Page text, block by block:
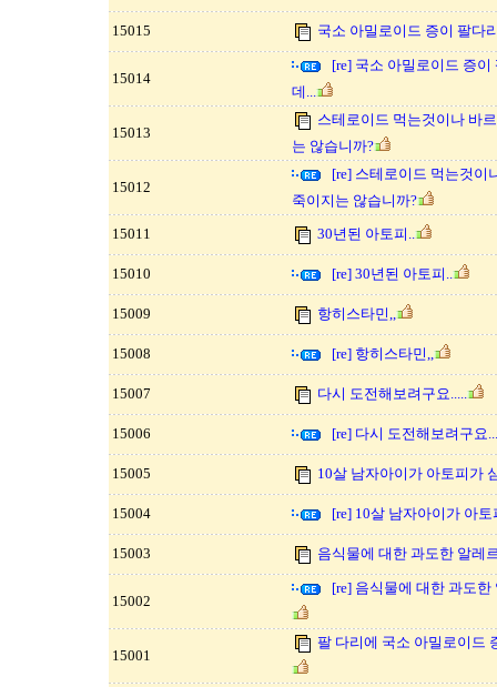
15015 국소 아밀로이드 증이 팔다
15014
[re] 국소 아밀로이드 증
데...
15013
스테로이드 먹는것이나 바
는 않습니까?
15012
[re] 스테로이드 먹는것이
죽이지는 않습니까?
15011
30년된 아토피..
15010 [re] 30년된 아토피..
15009 항히스타민,,
15008 [re] 항히스타민,,
15007 다시 도전해보려구요.....
15006 [re] 다시 도전해보려구요
15005 10살 남자아이가 아토피가
15004 [re] 10살 남자아이가 아
15003 음식물에 대한 과도한 알레
15002
[re] 음식물에 대한 과도
15001
팔 다리에 국소 아밀로이드